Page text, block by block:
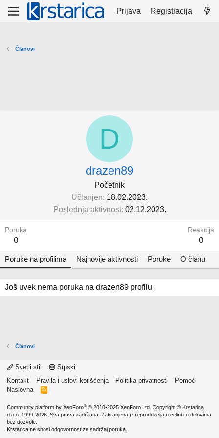
Prijava Registracija
Članovi
D
drazen89
Početnik
Učlanjen 18.02.2023.
Poslednja aktivnost 02.12.2023.
Poruka
0
Reakcija
0
Poruke na profilima Najnovije aktivnosti Poruke O članu
Još uvek nema poruka na drazen89 profilu.
Članovi
Svetli stil
Srpski
Kontakt
Pravila i uslovi korišćenja Politika privatnosti
Pomoć
Naslovna
R
Community platform by XenForo® © 2010-2025 XenForo Ltd. Copyright © Krstarica
d.o.o. 1999-2026. Sva prava zadržana. Zabranjena je reprodukcija u celini i u delovima
bez dozvole.
Krstarica ne snosi odgovornost za sadržaj poruka.